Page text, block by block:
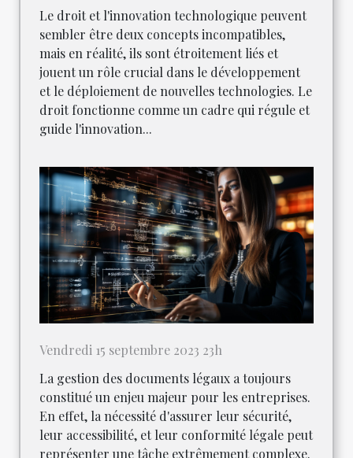
Le droit et l'innovation technologique peuvent
sembler être deux concepts incompatibles,
mais en réalité, ils sont étroitement liés et
jouent un rôle crucial dans le développement
et le déploiement de nouvelles technologies. Le
droit fonctionne comme un cadre qui régule et
guide l'innovation...
Vendredi 15 septembre 2023 23h
La gestion des documents légaux a toujours
constitué un enjeu majeur pour les entreprises.
En effet, la nécessité d'assurer leur sécurité,
leur accessibilité, et leur conformité légale peut
représenter une tâche extrêmement complexe.